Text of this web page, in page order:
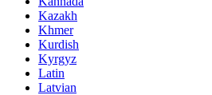
Kazakh
Khmer
Kurdish
Kyrgyz
Latin
Latvian